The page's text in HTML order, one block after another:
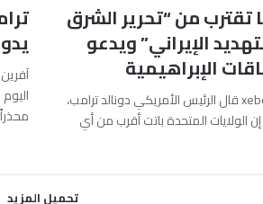
تقترب من “تحرير الشرق
الإيراني” ويدعو
الإبراهيمية
آفرين علو ـ xeber24.net قال الرئيس الأمريكي دونالد ترامب،
المتحدة باتت أقرب من أي
تحميل المزيد